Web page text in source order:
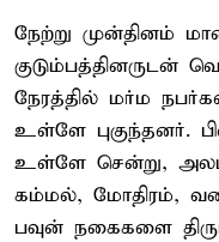
நேற்று முன்தினம்
குடும்பத்தினருடன்
நேரத்தில் மர்ம
உள்ளே புகுந்தனர்.
உள்ளே சென்று,
கம்மல், மோதிரம்,
பவுன் நகைகளை